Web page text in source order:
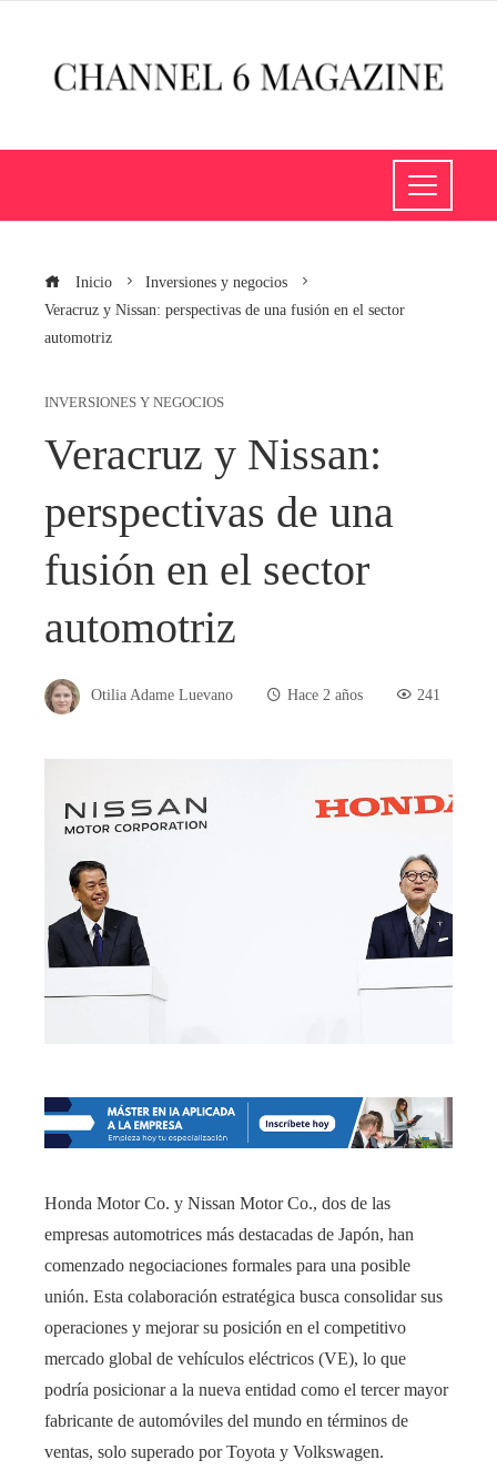
Inicio
Inversiones y negocios
Veracruz y Nissan: perspectivas de una fusión en el sector
automotriz
INVERSIONES Y NEGOCIOS
Veracruz y Nissan:
perspectivas de una
fusión en el sector
automotriz
Otilia Adame Luevano Hace 2 años 241
Honda Motor Co. y Nissan Motor Co., dos de las
empresas automotrices más destacadas de Japón, han
comenzado negociaciones formales para una posible
unión. Esta colaboración estratégica busca consolidar sus
operaciones y mejorar su posición en el competitivo
mercado global de vehículos eléctricos (VE), lo que
podría posicionar a la nueva entidad como el tercer mayor
fabricante de automóviles del mundo en términos de
ventas, solo superado por Toyota y Volkswagen.